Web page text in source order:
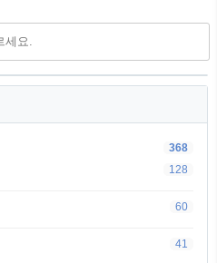
368
128
60
41